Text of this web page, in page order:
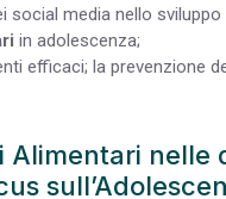
social media nello sviluppo
in adolescenza;
efficaci; la prevenzione
Alimentari nelle